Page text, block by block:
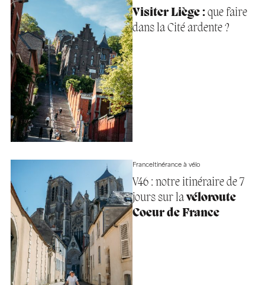
Visiter Liège :que faire
dans la Cité ardente ?
FranceItinérance à vélo
V46 : notre itinéraire de 7
jours sur lavéloroute
Coeur de France